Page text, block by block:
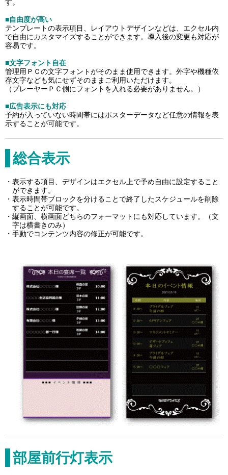
す。
■自由度が高い
テンプレートの表示項目、レイアウトデザインなどは、エクセル内
で自由にカスタマイズすることができます。導入後の変更も対応が
容易です。
■文字フォント自在
管理用ＰＣの文字フォントがそのまま使用できます。外字や機種依
存文字なども気にせずそのままご利用いただけます。
（プレーヤーＰＣ側にフォントを入れる必要がありません。）
■広告表示にも対応
予約が入っていない時間帯にはポスターデータなど任意の情報を表
示することが可能です。
総合表示
表示する項目、デザインはエクセル上で予め自由に設定すること
ができます。
表示時間帯ブロックを分けることで終了したスケジュールを削除
することが可能です。
縦画面、横画面どちらのフォーマットにも対応しています。（文
字は横書きのみ）
手動でコンテンツ内容の修正が可能です。
部屋前行灯表示